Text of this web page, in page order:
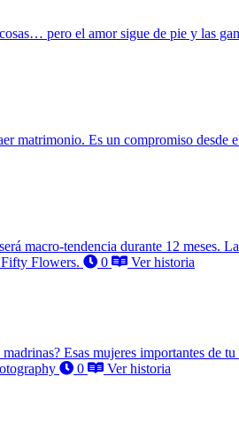
pero el amor sigue de pie y las
matrimonio. Es un compromiso desde
macro-tendencia durante 12 meses.
Fifty Flowers.
0 Ver historia
madrinas? Esas mujeres importantes de
0 Ver historia